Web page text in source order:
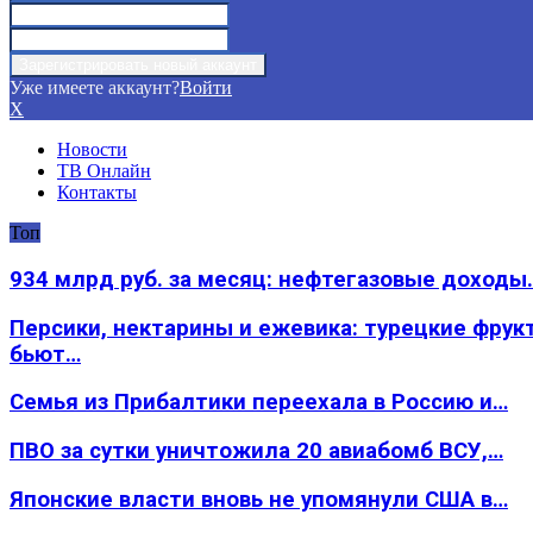
Уже имеете аккаунт?Войти
X
Новости
ТВ Онлайн
Контакты
Топ
934 млрд руб. за месяц: нефтегазовые
Персики, нектарины и ежевика: турецкие
бьют…
Семья из Прибалтики переехала в Россию и…
ПВО за сутки уничтожила 20 авиабомб ВСУ,…
Японские власти вновь не упомянули США в…